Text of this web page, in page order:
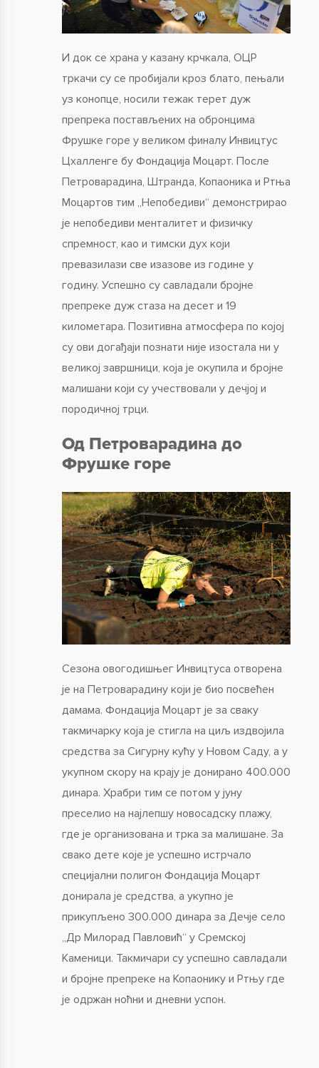
И док се храна у казану крчкала, ОЦР
тркачи су се пробијали кроз блато, пењали
уз конопце, носили тежак терет дуж
препрека постављених на обронцима
Фрушке горе у великом финалу Инвицтус
Цхалленге бy Фондација Моцарт. После
Петроварадина, Штранда, Копаоника и Ртња
Моцартов тим „Непобедиви“ демонстрирао
је непобедиви менталитет и физичку
спремност, као и тимски дух који
превазилази све изазове из године у
годину. Успешно су савладали бројне
препреке дуж стаза на десет и 19
километара. Позитивна атмосфера по којој
су ови догађаји познати није изостала ни у
великој завршници, која је окупила и бројне
малишани који су учествовали у дечјој и
породичној трци.
Од Петроварадина до
Фрушке горе
Сезона овогодишњег Инвицтуса отворена
је на Петроварадину који је био посвећен
дамама. Фондација Моцарт је за сваку
такмичарку која је стигла на циљ издвојила
средства за Сигурну кућу у Новом Саду, а у
укупном скору на крају је донирано 400.000
динара. Храбри тим се потом у јуну
преселио на најлепшу новосадску плажу,
где је организована и трка за малишане. За
свако дете које је успешно истрчало
специјални полигон Фондација Моцарт
донирала је средства, а укупно је
прикупљено 300.000 динара за Дечје село
„Др Милорад Павловић“ у Сремској
Каменици. Такмичари су успешно савладали
и бројне препреке на Копаонику и Ртњу где
је одржан ноћни и дневни успон.